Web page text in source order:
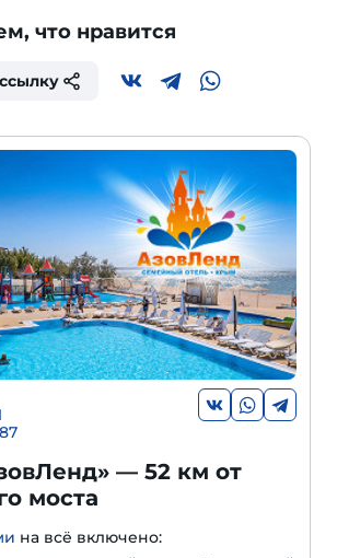
что нравится
— 52 км от
моста
на всё включено: